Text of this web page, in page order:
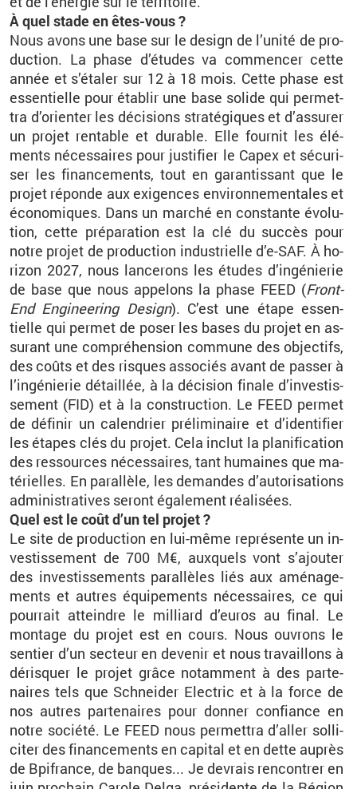
À quel stade en êtes-vous ?
Nous avons une base sur le de­sign de l’unité de pro­
duc­tion. La phase d’études va com­men­cer cette
année et s’éta­ler sur 12 à 18 mois. Cette phase est
es­sen­tielle pour éta­blir une base so­lide qui per­met­
tra d’orien­ter les dé­ci­sions stra­té­giques et d’as­su­rer
un pro­jet ren­table et du­rable. Elle four­nit les élé­
ments né­ces­saires pour jus­ti­fier le Capex et sé­cu­ri­
ser les fi­nan­ce­ments, tout en ga­ran­tis­sant que le
pro­jet ré­ponde aux exi­gences en­vi­ron­ne­men­tales et
éco­no­miques. Dans un mar­ché en constante évo­lu­
tion, cette pré­pa­ra­tion est la clé du suc­cès pour
notre pro­jet de pro­duc­tion in­dus­trielle d’e-SAF. À ho­
ri­zon 2027, nous lan­ce­rons les études d’in­gé­nie­rie
de base que nous ap­pe­lons la phase FEED (Front-
End En­gi­nee­ring De­sign). C’est une étape es­sen­
tielle qui per­met de poser les bases du pro­jet en as­
su­rant une com­pré­hen­sion com­mune des ob­jec­tifs,
des coûts et des risques as­so­ciés avant de pas­ser à
l’in­gé­nie­rie dé­taillée, à la dé­ci­sion fi­nale d’in­ves­tis­
se­ment (FID) et à la construc­tion. Le FEED per­met
de dé­fi­nir un ca­len­drier pré­li­mi­naire et d’iden­ti­fier
les étapes clés du pro­jet. Cela in­clut la pla­ni­fi­ca­tion
des res­sources né­ces­saires, tant hu­maines que ma­
té­rielles. En pa­ral­lèle, les de­mandes d’au­to­ri­sa­tions
ad­mi­nis­tra­tives se­ront éga­le­ment réa­li­sées.
Quel est le coût d’un tel pro­jet ?
Le site de pro­duc­tion en lui-même re­pré­sente un in­
ves­tis­se­ment de 700 M€, aux­quels vont s’ajou­ter
des in­ves­tis­se­ments pa­ral­lèles liés aux amé­na­ge­
ments et autres équi­pe­ments né­ces­saires, ce qui
pour­rait at­teindre le mil­liard d’eu­ros au final. Le
mon­tage du pro­jet est en cours. Nous ou­vrons le
sen­tier d’un sec­teur en de­ve­nir et nous tra­vaillons à
dé­ris­quer le pro­jet grâce no­tam­ment à des par­te­
naires tels que Schnei­der Elec­tric et à la force de
nos autres par­te­naires pour don­ner confiance en
notre so­ciété. Le FEED nous per­met­tra d’al­ler sol­li­
ci­ter des fi­nan­ce­ments en ca­pi­tal et en dette au­près
de Bpi­france, de banques... Je de­vrais ren­con­trer en